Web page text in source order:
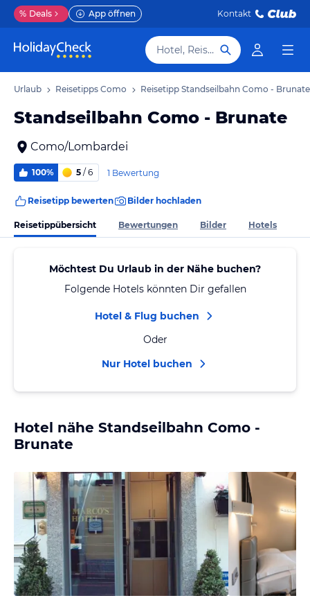
% Deals App öffnen Kontakt
Hotel, Reiseziel
Urlaub Reisetipps Como Reisetipp Standseilbahn Como - Brunate
Standseilbahn Como - Brunate
Como/Lombardei
100% 5 / 6 1 Bewertung
Reisetipp bewerten Bilder hochladen
Reisetippübersicht Bewertungen Bilder Hotels
Möchtest Du Urlaub in der Nähe buchen?
Folgende Hotels könnten Dir gefallen
Hotel & Flug buchen
Oder
Nur Hotel buchen
Hotel nähe Standseilbahn Como -
Brunate